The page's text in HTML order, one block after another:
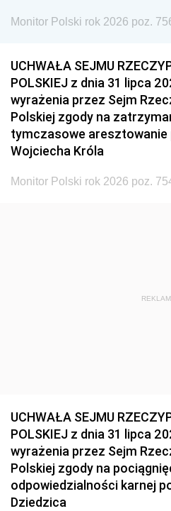
Monitor Polski rok 2026 poz.
UCHWAŁA SEJMU
POLSKIEJ z dnia 31 lipca
wyrażenia przez Sejm
Polskiej zgody na
tymczasowe aresztowanie
Wojciecha Króla
Monitor Polski rok 2026 poz.
UCHWAŁA SEJMU
POLSKIEJ z dnia 31 lipca
wyrażenia przez Sejm
Polskiej zgody na
odpowiedzialności karnej
Dziedzica